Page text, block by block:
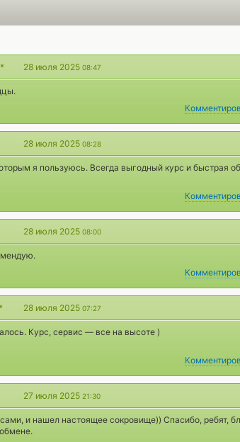
28 июля 2025 08:47
28 июля 2025 08:28
я пользуюсь. Всегда выгодный курс и быстрая
28 июля 2025 08:00
28 июля 2025 07:27
Курс, сервис — все на высоте )
27 июля 2025 21:30
и нашел настоящее сокровище)) Спасибо, ребят,